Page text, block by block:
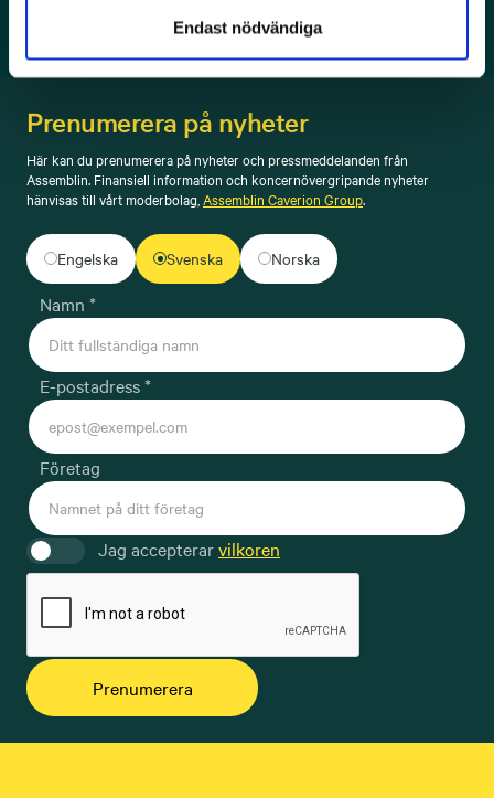
Endast nödvändiga
Prenumerera på nyheter
Här kan du prenumerera på nyheter och pressmeddelanden från
Assemblin. Finansiell information och koncernövergripande nyheter
hänvisas till vårt moderbolag, Assemblin Caverion Group.
Engelska Svenska Norska
Namn *
E-postadress *
Företag
Jag accepterarvilkoren
Prenumerera